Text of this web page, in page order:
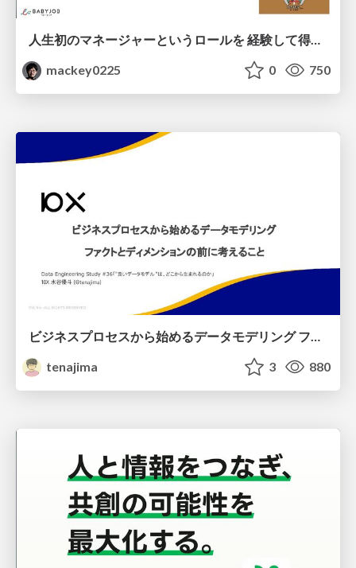
人生初のマネージャーというロールを 経験して得たもの・失ったもの / Reflections on My First Manager Role
mackey0225
0 750
ビジネスプロセスから始めるデータモデリング ファクトとディメンションの前に考えること
tenajima
3 880